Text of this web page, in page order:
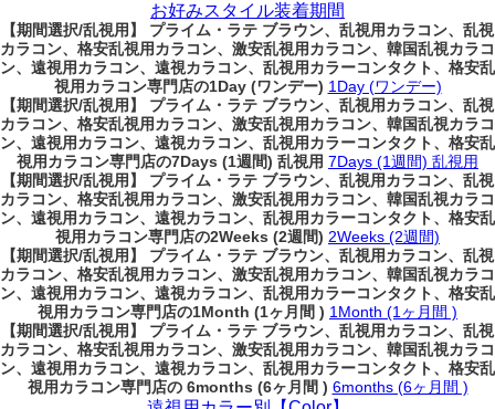
お好みスタイル装着期間
【期間選択/乱視用】 プライム・ラテ ブラウン、乱視用カラコン、乱視
カラコン、格安乱視用カラコン、激安乱視用カラコン、韓国乱視カラコ
ン、遠視用カラコン、遠視カラコン、乱視用カラーコンタクト、格安乱
視用カラコン専門店の1Day (ワンデー) 1Day (ワンデー)
【期間選択/乱視用】 プライム・ラテ ブラウン、乱視用カラコン、乱視
カラコン、格安乱視用カラコン、激安乱視用カラコン、韓国乱視カラコ
ン、遠視用カラコン、遠視カラコン、乱視用カラーコンタクト、格安乱
視用カラコン専門店の7Days (1週間) 乱視用 7Days (1週間) 乱視用
【期間選択/乱視用】 プライム・ラテ ブラウン、乱視用カラコン、乱視
カラコン、格安乱視用カラコン、激安乱視用カラコン、韓国乱視カラコ
ン、遠視用カラコン、遠視カラコン、乱視用カラーコンタクト、格安乱
視用カラコン専門店の2Weeks (2週間) 2Weeks (2週間)
【期間選択/乱視用】 プライム・ラテ ブラウン、乱視用カラコン、乱視
カラコン、格安乱視用カラコン、激安乱視用カラコン、韓国乱視カラコ
ン、遠視用カラコン、遠視カラコン、乱視用カラーコンタクト、格安乱
視用カラコン専門店の1Month (1ヶ月間 ) 1Month (1ヶ月間 )
【期間選択/乱視用】 プライム・ラテ ブラウン、乱視用カラコン、乱視
カラコン、格安乱視用カラコン、激安乱視用カラコン、韓国乱視カラコ
ン、遠視用カラコン、遠視カラコン、乱視用カラーコンタクト、格安乱
視用カラコン専門店の 6months (6ヶ月間 ) 6months (6ヶ月間 )